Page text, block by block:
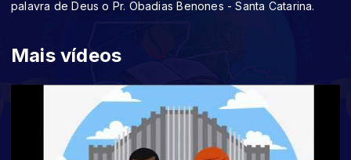
Mais vídeos
palavra de Deus o Pr. Obadias Benones - Santa Catarina.